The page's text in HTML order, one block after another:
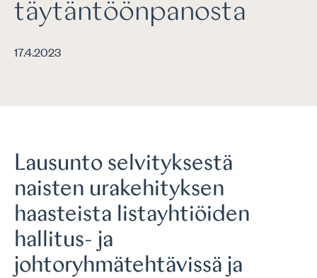
täytäntöönpanosta
17.4.2023
Lausunto selvityksestä
naisten urakehityksen
haasteista listayhtiöiden
hallitus- ja
johtoryhmätehtävissä ja